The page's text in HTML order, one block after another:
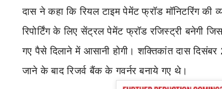
दास ने कहा कि रियल टाइम पेमेंट फ्रॉड मॉनिटरिंग की
रिपोर्टिंग के लिए सेंट्रल पेमेंट फ्रॉड रजिस्ट्री बनेगी
गए पैसे दिलाने में आसानी होगी। शक्तिकांत दास
जाने के बाद रिजर्व बैंक के गवर्नर बनाये गए थे।